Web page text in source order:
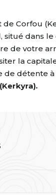
de Corfou (
situé dans
de votre
la
de détente à
Kerkyra).